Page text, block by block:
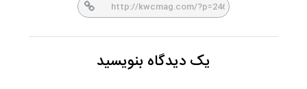
یک دیدگاه بنویسید